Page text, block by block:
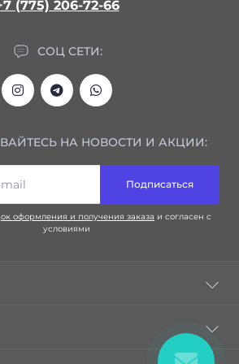
(775) 206-72-66
СОЦ СЕТИ:
НА НОВОСТИ И АКЦИИ:
Подписаться
оформления и получения заказа и согласен с
условиями